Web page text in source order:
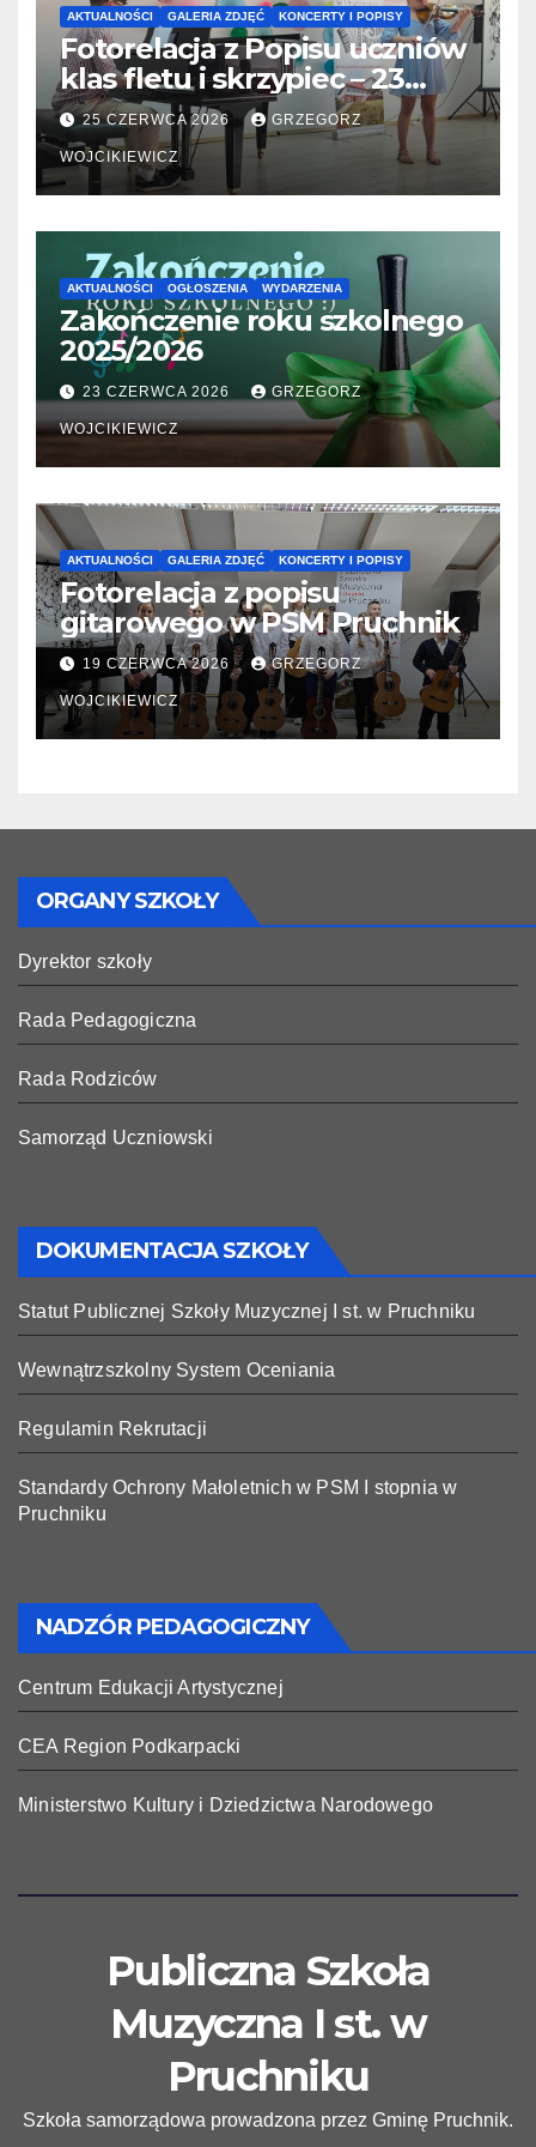
AKTUALNOŚCI GALERIA ZDJĘĆ KONCERTY I POPISY
Fotorelacja z Popisu uczniów
klas fletu i skrzypiec – 23
06.2026
25 CZERWCA 2026 GRZEGORZ
WOJCIKIEWICZ
AKTUALNOŚCI OGŁOSZENIA WYDARZENIA
Zakończenie roku szkolnego
2025/2026
23 CZERWCA 2026 GRZEGORZ
WOJCIKIEWICZ
AKTUALNOŚCI GALERIA ZDJĘĆ KONCERTY I POPISY
Fotorelacja z popisu
gitarowego w PSM Pruchnik
19 CZERWCA 2026 GRZEGORZ
WOJCIKIEWICZ
ORGANY SZKOŁY
Dyrektor szkoły
Rada Pedagogiczna
Rada Rodziców
Samorząd Uczniowski
DOKUMENTACJA SZKOŁY
Statut Publicznej Szkoły Muzycznej I st. w Pruchniku
Wewnątrzszkolny System Oceniania
Regulamin Rekrutacji
Standardy Ochrony Małoletnich w PSM I stopnia w
Pruchniku
NADZÓR PEDAGOGICZNY
Centrum Edukacji Artystycznej
CEA Region Podkarpacki
Ministerstwo Kultury i Dziedzictwa Narodowego
Publiczna Szkoła
Muzyczna I st. w
Pruchniku
Szkoła samorządowa prowadzona przez Gminę Pruchnik.